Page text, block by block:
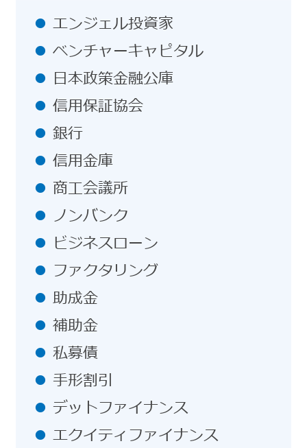
エンジェル投資家
ベンチャーキャピタル
日本政策金融公庫
信用保証協会
銀行
信用金庫
商工会議所
ノンバンク
ビジネスローン
ファクタリング
助成金
補助金
私募債
手形割引
デットファイナンス
エクイティファイナンス